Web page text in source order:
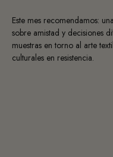
Este mes recomendamos: una
sobre amistad y decisiones
muestras en torno al arte
culturales en resistencia.